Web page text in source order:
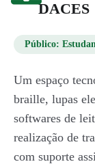
DACES
Público:
Um espaço
braille, lupas
softwares de
realização de
com suporte